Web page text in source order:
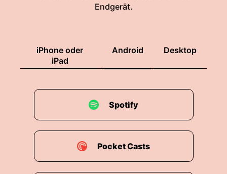
Endgerät.
iPhone oder
iPad
Android Desktop
Spotify
Pocket Casts